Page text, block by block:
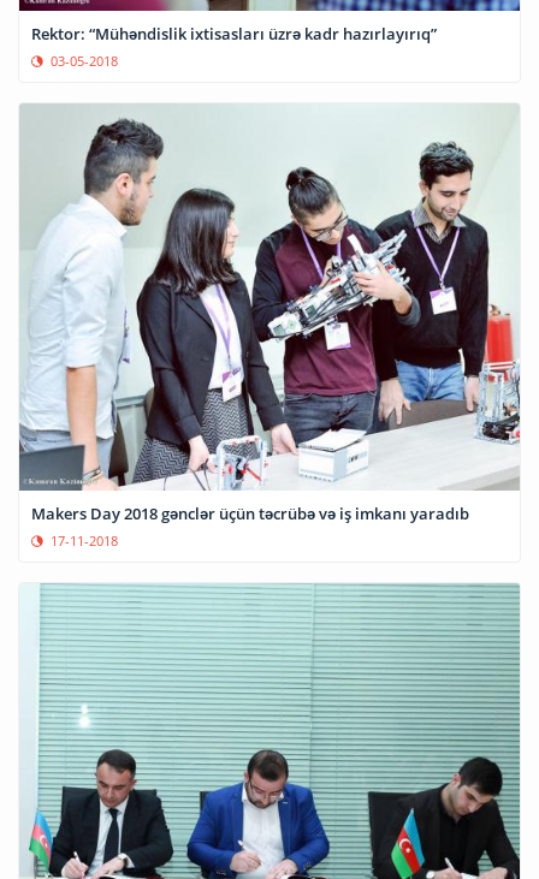
Rektor: “Mühəndislik ixtisasları üzrə kadr hazırlayırıq”
03-05-2018
Makers Day 2018 gənclər üçün təcrübə və iş imkanı yaradıb
17-11-2018